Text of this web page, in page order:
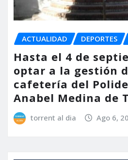
ACTUALIDAD DEPORTES
Hasta el 4 de
optar a la gestión
cafetería del
Anabel Medina de
torrent al dia Ago 6,